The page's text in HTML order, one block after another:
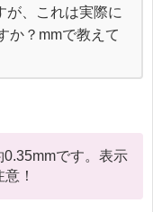
が、これは実際に
か？mmで教えて
です。表示
！